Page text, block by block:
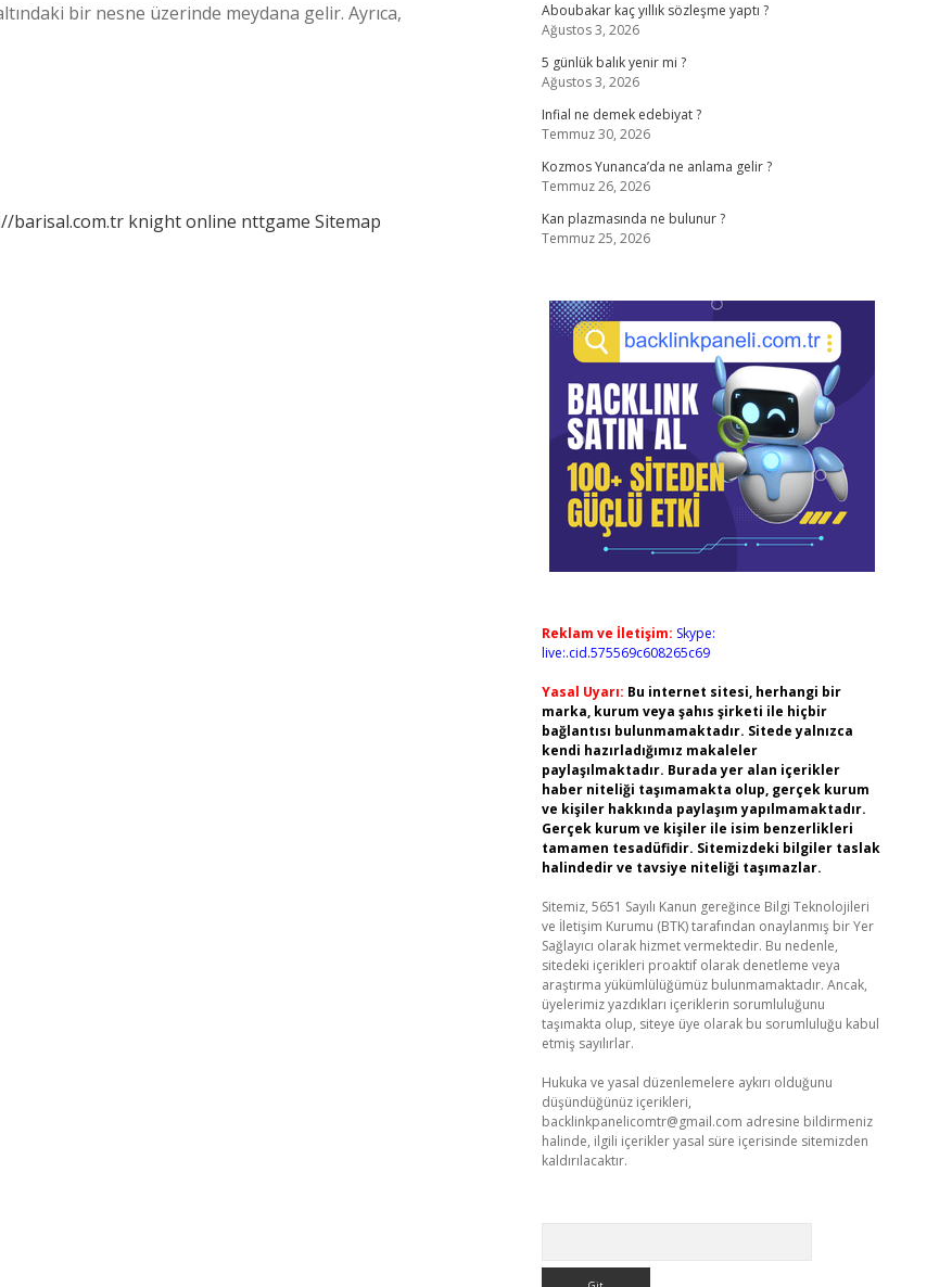
bir nesne üzerinde meydana gelir. Ayrıca,
barisal.com.tr knight online nttgame Sitemap
Aboubakar kaç yıllık sözleşme yaptı ?
Ağustos 3, 2026
5 günlük balık yenir mi ?
Ağustos 3, 2026
Infial ne demek edebiyat ?
Temmuz 30, 2026
Kozmos Yunanca’da ne anlama gelir ?
Temmuz 26, 2026
Kan plazmasında ne bulunur ?
Temmuz 25, 2026
Reklam ve İletişim: Skype:
live:.cid.575569c608265c69
Yasal Uyarı: Bu internet sitesi, herhangi bir
marka, kurum veya şahıs şirketi ile hiçbir
bağlantısı bulunmamaktadır. Sitede yalnızca
kendi hazırladığımız makaleler
paylaşılmaktadır. Burada yer alan içerikler
haber niteliği taşımamakta olup, gerçek kurum
ve kişiler hakkında paylaşım yapılmamaktadır.
Gerçek kurum ve kişiler ile isim benzerlikleri
tamamen tesadüfidir. Sitemizdeki bilgiler taslak
halindedir ve tavsiye niteliği taşımazlar.
Sitemiz, 5651 Sayılı Kanun gereğince Bilgi Teknolojileri
ve İletişim Kurumu (BTK) tarafından onaylanmış bir Yer
Sağlayıcı olarak hizmet vermektedir. Bu nedenle,
sitedeki içerikleri proaktif olarak denetleme veya
araştırma yükümlülüğümüz bulunmamaktadır. Ancak,
üyelerimiz yazdıkları içeriklerin sorumluluğunu
taşımakta olup, siteye üye olarak bu sorumluluğu kabul
etmiş sayılırlar.
Hukuka ve yasal düzenlemelere aykırı olduğunu
düşündüğünüz içerikleri,
backlinkpanelicomtr@gmail.com adresine bildirmeniz
halinde, ilgili içerikler yasal süre içerisinde sitemizden
kaldırılacaktır.